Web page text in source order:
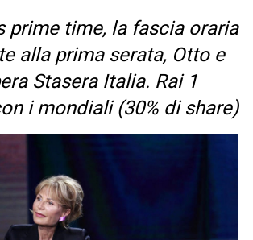
prime time, la fascia oraria
alla prima serata, Otto e
Stasera Italia. Rai 1
i mondiali (30% di share)